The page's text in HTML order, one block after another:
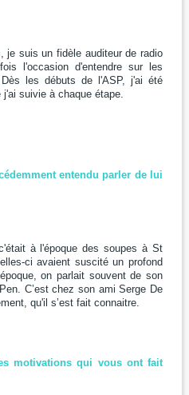
je suis un fidèle auditeur de radio
l'occasion d'entendre sur les
les débuts de l'ASP, j'ai été
suivie à chaque étape.
entendu parler de lui
à l'époque des soupes à St
ci avaient suscité un profond
on parlait souvent de son
C’est chez son ami Serge De
qu'il s’est fait connaitre.
motivations qui vous ont fait